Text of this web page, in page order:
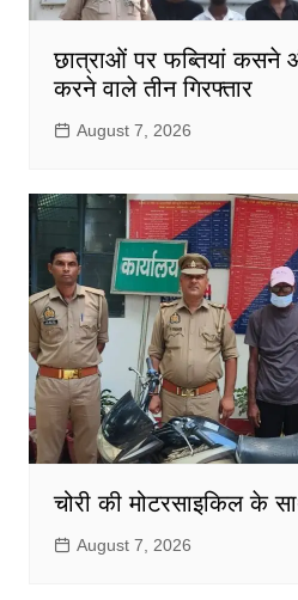
छात्राओं पर फब्तियां कसने
करने वाले तीन गिरफ्तार
August 7, 2026
चोरी की मोटरसाइकिल के
August 7, 2026